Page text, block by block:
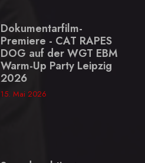
Dokumentarfilm-
Premiere - CAT RAPES
DOG auf der WGT EBM
Warm-Up Party Leipzig
2026
15. Mai 2026